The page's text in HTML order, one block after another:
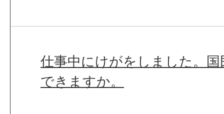
仕事中にけがをしました。
できますか。